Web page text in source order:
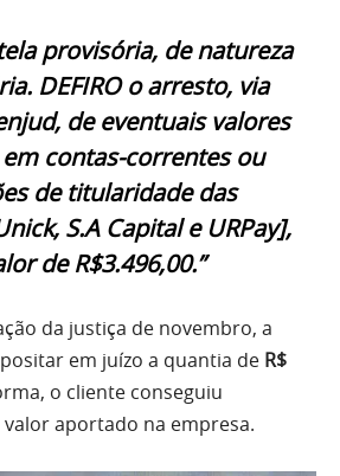
provisória, de natureza
DEFIRO o arresto, via
de eventuais valores
contas-correntes ou
de titularidade das
S.A Capital e URPay],
de R$3.496,00.”
da justiça de novembro, a
em juízo a quantia de R$
o cliente conseguiu
aportado na empresa.